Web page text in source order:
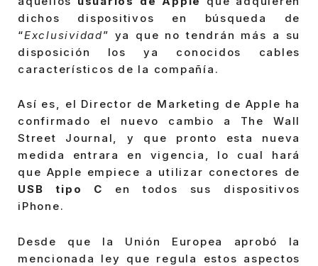
dichos dispositivos en búsqueda de
“Exclusividad” ya que no tendrán más a su
disposición los ya conocidos cables
característicos de la compañía.
Así es, el Director de Marketing de Apple ha
confirmado el nuevo cambio a The Wall
Street Journal, y que pronto esta nueva
medida entrara en vigencia, lo cual hará
que Apple empiece a utilizar conectores de
USB tipo C
en todos sus dispositivos
iPhone.
Desde que la Unión Europea aprobó la
mencionada ley que regula estos aspectos